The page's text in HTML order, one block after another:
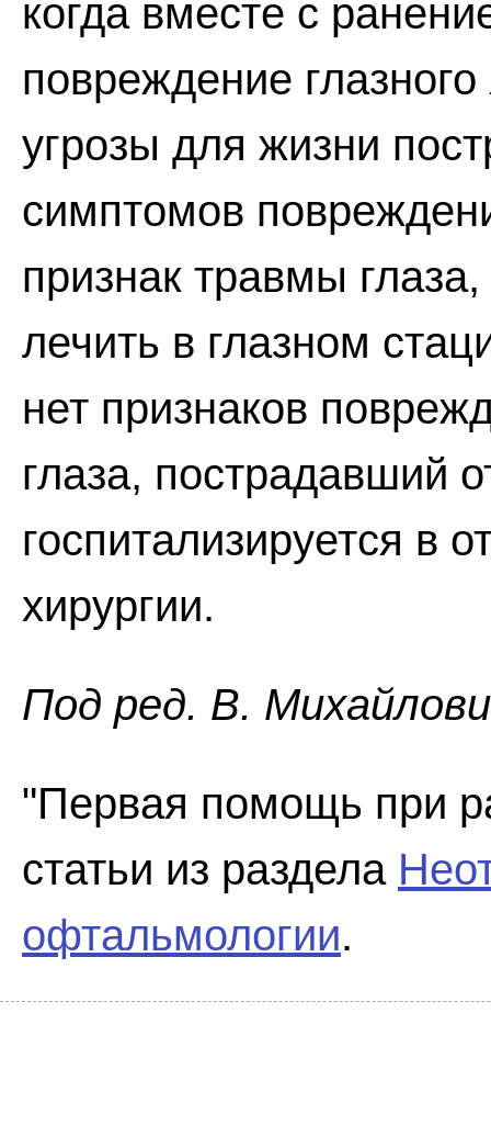
когда вместе с
повреждение
угрозы для жизни
симптомов
признак травмы
лечить в глазном
нет признаков
глаза, пострадавший
госпитализируется в
хирургии.
Под ред. В.
"Первая помощь при
статьи из раздела
офтальмологии.